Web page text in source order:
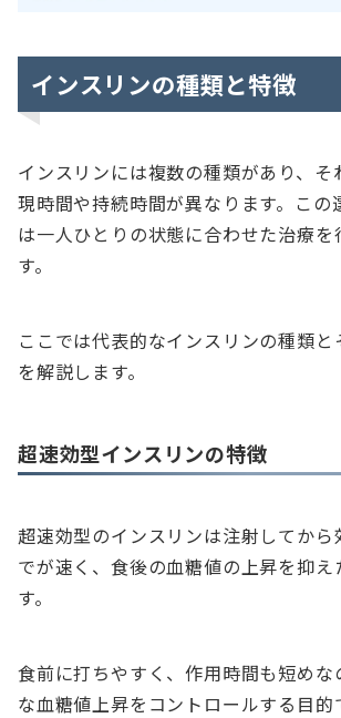
インスリンの種類と特徴
インスリンには複数の種類があり、そ
現時間や持続時間が異なります。この
は一人ひとりの状態に合わせた治療を
す。
ここでは代表的なインスリンの種類
を解説します。
超速効型インスリンの特徴
超速効型のインスリンは注射してから
でが速く、食後の血糖値の上昇を抑え
す。
食前に打ちやすく、作用時間も短めな
な血糖値上昇をコントロールする目的